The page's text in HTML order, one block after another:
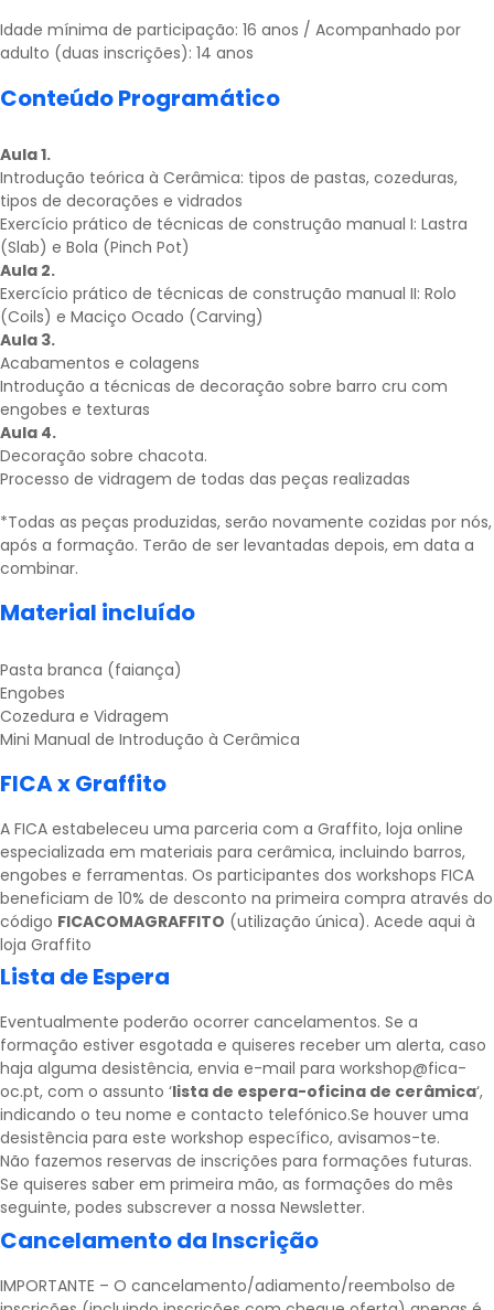
Idade mínima de participação: 16 anos / Acompanhado por
adulto (duas inscrições): 14 anos
Conteúdo Programático
Aula 1.
Introdução teórica à Cerâmica: tipos de pastas, cozeduras,
tipos de decorações e vidrados
Exercício prático de técnicas de construção manual I: Lastra
(Slab) e Bola (Pinch Pot)
Aula 2.
Exercício prático de técnicas de construção manual II: Rolo
(Coils) e Maciço Ocado (Carving)
Aula 3.
Acabamentos e colagens
Introdução a técnicas de decoração sobre barro cru com
engobes e texturas
Aula 4.
Decoração sobre chacota.
Processo de vidragem de todas das peças realizadas
*Todas as peças produzidas, serão novamente cozidas por nós,
após a formação. Terão de ser levantadas depois, em data a
combinar.
Material incluído
Pasta branca (faiança)
Engobes
Cozedura e Vidragem
Mini Manual de Introdução à Cerâmica
FICA x Graffito
A FICA estabeleceu uma parceria com a Graffito, loja online
especializada em materiais para cerâmica, incluindo barros,
engobes e ferramentas. Os participantes dos workshops FICA
beneficiam de 10% de desconto na primeira compra através do
código FICACOMAGRAFFITO (utilização única). Acede aqui à
loja Graffito
Lista de Espera
Eventualmente poderão ocorrer cancelamentos. Se a
formação estiver esgotada e quiseres receber um alerta, caso
haja alguma desistência, envia e-mail para workshop@fica-
oc.pt, com o assunto ‘lista de espera-oficina de cerâmica‘,
indicando o teu nome e contacto telefónico.Se houver uma
desistência para este workshop específico, avisamos-te.
Não fazemos reservas de inscrições para formações futuras.
Se quiseres saber em primeira mão, as formações do mês
seguinte, podes subscrever a nossa Newsletter.
Cancelamento da Inscrição
IMPORTANTE – O cancelamento/adiamento/reembolso de